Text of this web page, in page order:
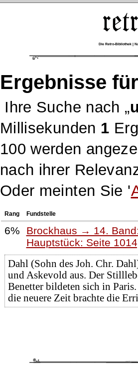
Die Retro-Bibliothek |
Ergebnisse
Ihre Suche nach
Millisekunden 1
100 werden
nach ihrer
Oder meinten Sie '
Rang Fundstelle
6%
Brockhaus → 14.
Hauptstück: Seite
Dahl (Sohn des Joh. Chr.
und Askevold aus. Der
Benetter bildeten sich in
die neuere Zeit brachte die